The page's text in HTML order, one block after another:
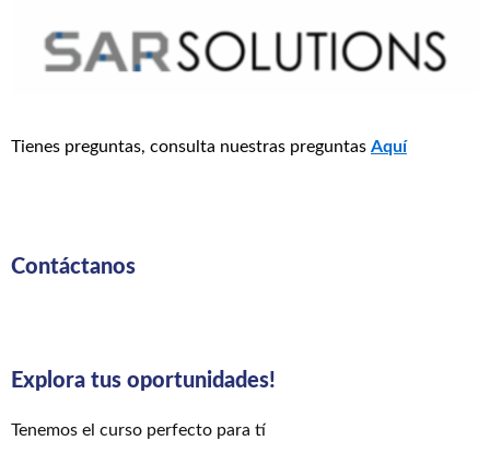
Tienes preguntas, consulta nuestras preguntas Aquí
Contáctanos
Explora tus oportunidades!
Tenemos el curso perfecto para tí